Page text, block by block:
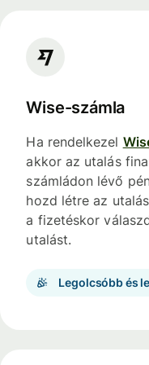
Wise-számla
Ha rendelkezel
akkor az utalás
számládon lévő
hozd létre az
a fizetéskor
utalást.
Legolcsóbb és